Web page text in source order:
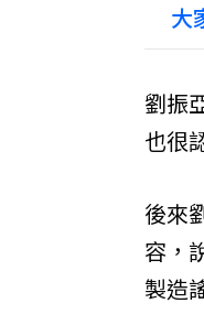
大
劉振
也很
後來
容，
製造